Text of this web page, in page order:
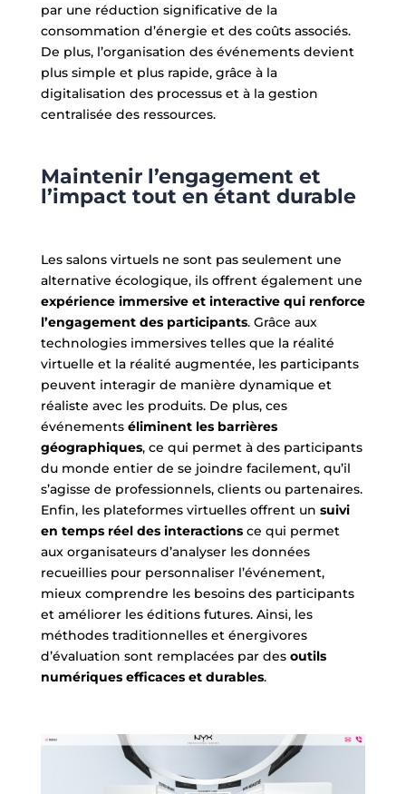
par une réduction significative de la
consommation d’énergie et des coûts associés.
De plus, l’organisation des événements devient
plus simple et plus rapide, grâce à la
digitalisation des processus et à la gestion
centralisée des ressources.
Maintenir l’engagement et
l’impact tout en étant durable
Les salons virtuels ne sont pas seulement une
alternative écologique, ils offrent également une
expérience immersive et interactive qui renforce
l’engagement des participants. Grâce aux
technologies immersives telles que la réalité
virtuelle et la réalité augmentée, les participants
peuvent interagir de manière dynamique et
réaliste avec les produits. De plus, ces
événements éliminent les barrières
géographiques, ce qui permet à des participants
du monde entier de se joindre facilement, qu’il
s’agisse de professionnels, clients ou partenaires.
Enfin, les plateformes virtuelles offrent un suivi
en temps réel des interactionsce qui permet
aux organisateurs d’analyser les données
recueillies pour personnaliser l’événement,
mieux comprendre les besoins des participants
et améliorer les éditions futures. Ainsi, les
méthodes traditionnelles et énergivores
d’évaluation sont remplacées par des outils
numériques efficaces et durables.